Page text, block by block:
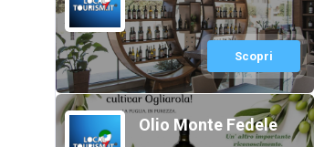
Scopri
Olio Monte Fedele